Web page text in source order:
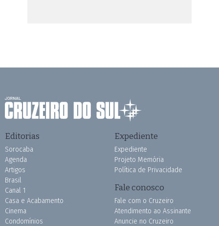
Editorias
Sorocaba
Agenda
Artigos
Brasil
Canal 1
Casa e Acabamento
Cinema
Condomínios
Expediente
Expediente
Projeto Memória
Política de Privacidade
Fale conosco
Fale com o Cruzeiro
Atendimento ao Assinante
Anuncie no Cruzeiro